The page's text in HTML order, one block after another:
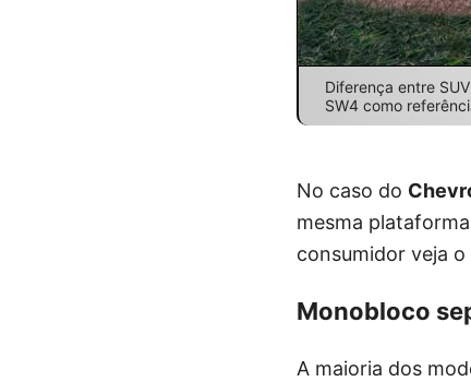
Diferença entre
SW4 como
No caso do
mesma
consumidor veja
Monobloco
A maioria dos